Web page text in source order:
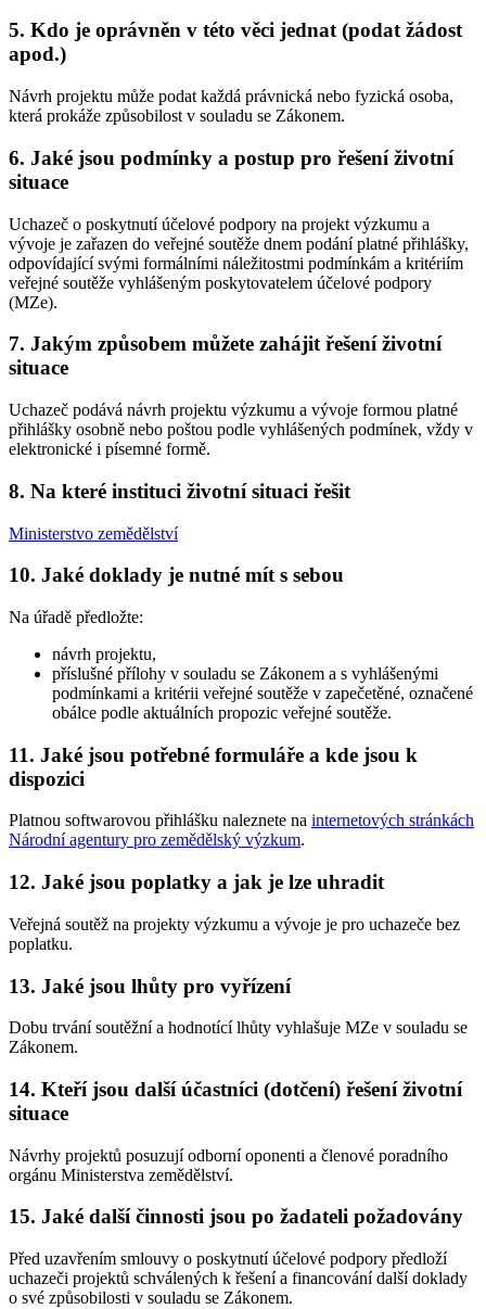
5. Kdo je oprávněn v této věci jednat (podat žádost
apod.)
Návrh projektu může podat každá právnická nebo fyzická osoba,
která prokáže způsobilost v souladu se Zákonem.
6. Jaké jsou podmínky a postup pro řešení životní
situace
Uchazeč o poskytnutí účelové podpory na projekt výzkumu a
vývoje je zařazen do veřejné soutěže dnem podání platné přihlášky,
odpovídající svými formálními náležitostmi podmínkám a kritériím
veřejné soutěže vyhlášeným poskytovatelem účelové podpory
(MZe).
7. Jakým způsobem můžete zahájit řešení životní
situace
Uchazeč podává návrh projektu výzkumu a vývoje formou platné
přihlášky osobně nebo poštou podle vyhlášených podmínek, vždy v
elektronické i písemné formě.
8. Na které instituci životní situaci řešit
Ministerstvo zemědělství
10. Jaké doklady je nutné mít s sebou
Na úřadě předložte:
návrh projektu,
příslušné přílohy v souladu se Zákonem a s vyhlášenými
podmínkami a kritérii veřejné soutěže v zapečetěné, označené
obálce podle aktuálních propozic veřejné soutěže.
11. Jaké jsou potřebné formuláře a kde jsou k
dispozici
Platnou softwarovou přihlášku naleznete na internetových stránkách
Národní agentury pro zemědělský výzkum.
12. Jaké jsou poplatky a jak je lze uhradit
Veřejná soutěž na projekty výzkumu a vývoje je pro uchazeče bez
poplatku.
13. Jaké jsou lhůty pro vyřízení
Dobu trvání soutěžní a hodnotící lhůty vyhlašuje MZe v souladu se
Zákonem.
14. Kteří jsou další účastníci (dotčení) řešení životní
situace
Návrhy projektů posuzují odborní oponenti a členové poradního
orgánu Ministerstva zemědělství.
15. Jaké další činnosti jsou po žadateli požadovány
Před uzavřením smlouvy o poskytnutí účelové podpory předloží
uchazeči projektů schválených k řešení a financování další doklady
o své způsobilosti v souladu se Zákonem.